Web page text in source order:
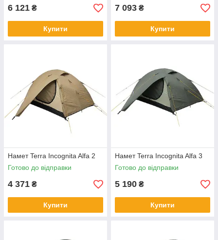
6 121 ₴
Купити
7 093 ₴
Купити
Намет Terra Incognita Alfa 2
Готово до відправки
4 371 ₴
Купити
Намет Terra Incognita Alfa 3
Готово до відправки
5 190 ₴
Купити